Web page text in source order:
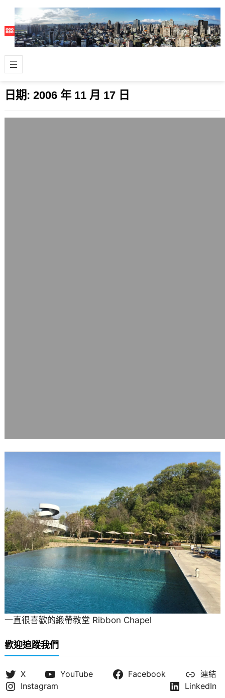
日期: 2006 年 11 月 17 日
一直很喜歡的緞帶教堂 Ribbon Chapel
歡迎追蹤我們
X YouTube Facebook
連結
Instagram
LinkedIn